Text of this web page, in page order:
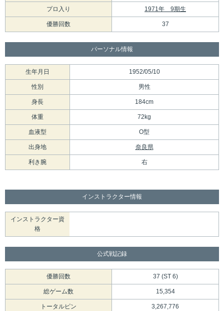
プロ入り 1971年 9期生
優勝回数 37
パーソナル情報
生年月日 1952/05/10
性別 男性
身長 184cm
体重 72kg
血液型 O型
出身地 奈良県
利き腕 右
インストラクター情報
インストラクター資
格
公式戦記録
優勝回数 37 (ST 6)
総ゲーム数 15,354
トータルピン 3,267,776